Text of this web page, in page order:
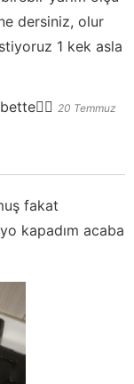
dersiniz, olur
1 kek asla
20 Temmuz
fakat
kapadım acaba